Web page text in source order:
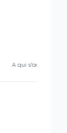
A qui s’adresse le